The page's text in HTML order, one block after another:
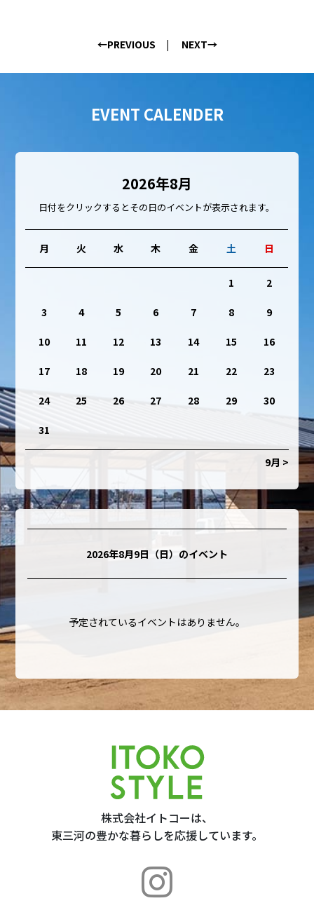
←PREVIOUS NEXT→
EVENT CALENDER
2026年8月
日付をクリックするとその日のイベントが表示されます。
月 火 水 木 金 土 日
1 2
3 4 5 6 7 8 9
10 11 12 13 14 15 16
17 18 19 20 21 22 23
24 25 26 27 28 29 30
31
9月 >
2026年8月9日（日） のイベント
予定されているイベントはありません。
株式会社イトコーは、
東三河の豊かな暮らしを応援しています。